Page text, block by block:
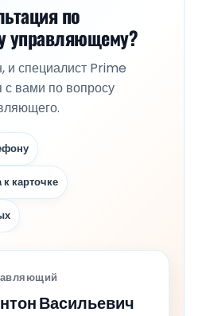
по
управляющему?
и специалист Prime
вами по вопросу
карточке
Васильевич